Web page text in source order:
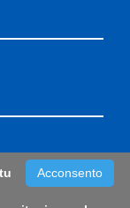
istanza per
Acconsento